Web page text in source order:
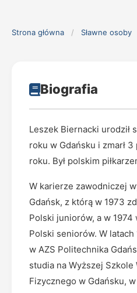
Strona główna / Sławne osoby
Biografia
Leszek Biernacki urodził
roku w Gdańsku i zmarł
roku. Był polskim
W karierze zawodniczej
Gdańsk, z którą w 1973
Polski juniorów, a w
Polski seniorów. W latach
w AZS Politechnika
studia na Wyższej Szkole
Fizycznego w Gdańsku,